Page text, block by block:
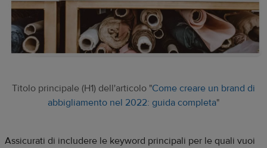
Titolo principale (H1) dell'articolo "Come creare un brand di
abbigliamento nel 2022: guida completa"
Assicurati di includere le keyword principali per le quali vuoi